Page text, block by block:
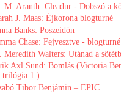
M. Aranth: Cleadur - Dobszó a
J. Maas: Éjkorona blogturné
Banks: Poszeidón
Chase: Fejvesztve - blogturné
Meredith Walters: Utánad a
Axl Sund: Bomlás (Victoria
trilógia 1.)
Tibor Benjámin – EPIC